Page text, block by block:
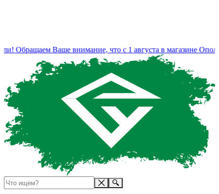
Обращаем Ваше внимание, что с 1 августа в магазине